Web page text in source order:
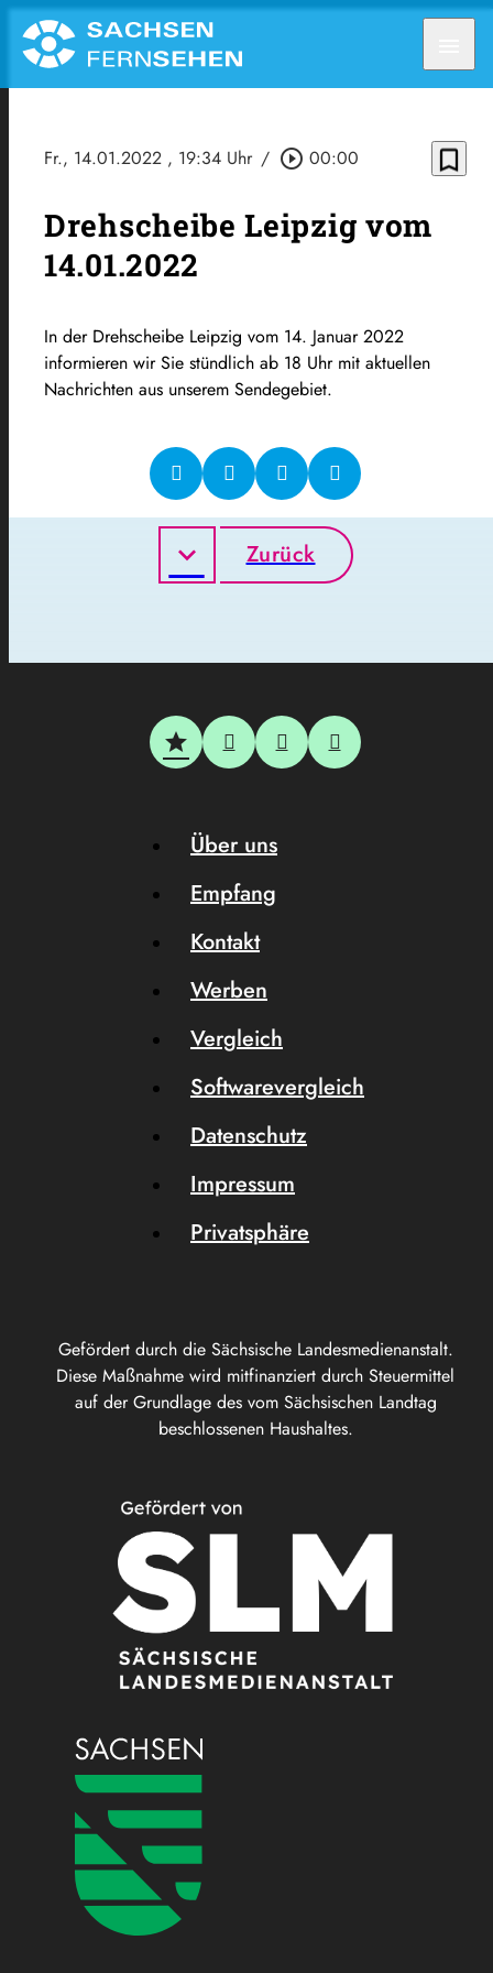
Fr., 14.01.2022 , 19:34 Uhr / play_circle_outline 00:00 bookmark_border
Drehscheibe Leipzig vom
14.01.2022
In der Drehscheibe Leipzig vom 14. Januar 2022
informieren wir Sie stündlich ab 18 Uhr mit aktuellen
Nachrichten aus unserem Sendegebiet.
Zurück
Gefördert durch die Sächsische Landesmedienanstalt.
Diese Maßnahme wird mitfinanziert durch Steuermittel
auf der Grundlage des vom Sächsischen Landtag
beschlossenen Haushaltes.
Über uns
Empfang
Kontakt
Werben
Vergleich
Softwarevergleich
Datenschutz
Impressum
Privatsphäre